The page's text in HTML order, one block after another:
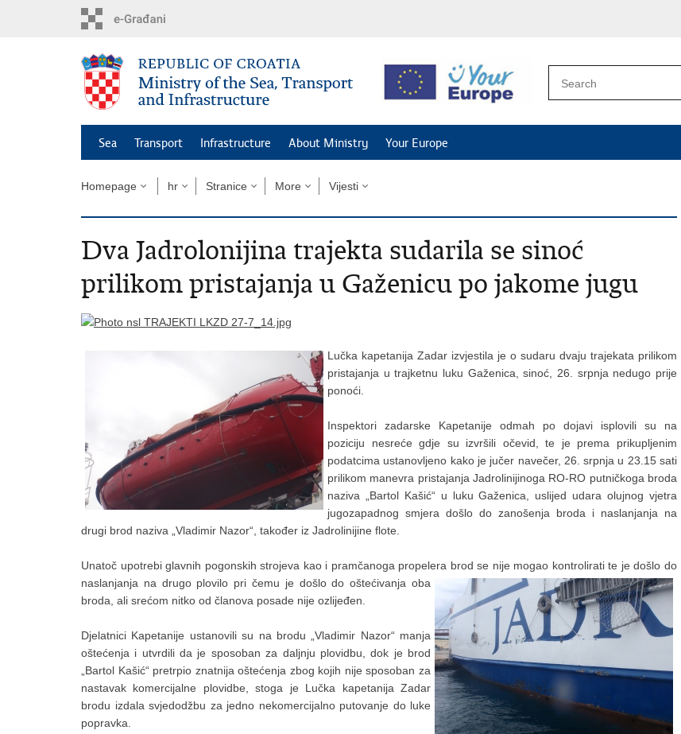
Sea Transport Infrastructure About Ministry Your Europe
Homepage hr Stranice More Vijesti
Dva Jadrolonijina trajekta sudarila se sinoć
prilikom pristajanja u Gaženicu po jakome jugu
Lučka kapetanija Zadar izvjestila je o sudaru dvaju trajekata prilikom
pristajanja u trajketnu luku Gaženica, sinoć, 26. srpnja nedugo prije
ponoći.
Inspektori zadarske Kapetanije odmah po dojavi isplovili su na
poziciju nesreće gdje su izvršili očevid, te je prema prikupljenim
podatcima ustanovljeno kako je jučer navečer, 26. srpnja u 23.15 sati
prilikom manevra pristajanja Jadrolinijinoga RO-RO putničkoga broda
naziva „Bartol Kašić“ u luku Gaženica, uslijed udara olujnog vjetra
jugozapadnog smjera došlo do zanošenja broda i naslanjanja na
drugi brod naziva „Vladimir Nazor“, također iz Jadrolinijine flote.
Unatoč upotrebi glavnih pogonskih strojeva kao i pramčanoga propelera brod se nije mogao kontrolirati te je došlo do
naslanjanja na drugo plovilo pri čemu je došlo do oštećivanja oba
broda, ali srećom nitko od članova posade nije ozlijeđen.
Djelatnici Kapetanije ustanovili su na brodu „Vladimir Nazor“ manja
oštećenja i utvrdili da je sposoban za daljnju plovidbu, dok je brod
„Bartol Kašić“ pretrpio znatnija oštećenja zbog kojih nije sposoban za
nastavak komercijalne plovidbe, stoga je Lučka kapetanija Zadar
brodu izdala svjedodžbu za jedno nekomercijalno putovanje do luke
popravka.